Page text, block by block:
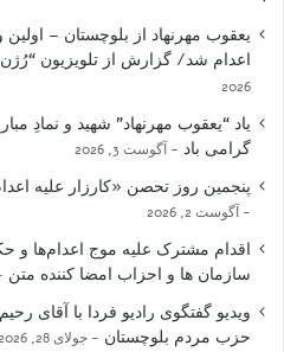
یعقوب مهرنهاد از بلوچستان –
اعدام شد/ گزارش از تلویزیون
2026
یاد “یعقوب مهرنهاد” شهید و نمادِ
گرامی باد
آگوست 3, 2026
پنجمین روز تحصن «کارزار علیه
آگوست 2, 2026
اقدام مشترک علیه موج اعدام‌ها و
سازمان ها و احزاب امضا کننده متن
ویدیو گفتگوی رادیو فردا با آقای
حزب مردم بلوچستان
جولای 28, 2026